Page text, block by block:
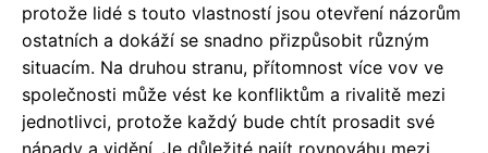
protože lidé s touto vlastností jsou otevření názorům
ostatních a dokáží se snadno přizpůsobit různým
situacím. Na druhou stranu, přítomnost více vov ve
společnosti může vést ke konfliktům a rivalitě mezi
jednotlivci, protože každý bude chtít prosadit své
nápady a vidění. Je důležité najít rovnováhu mezi